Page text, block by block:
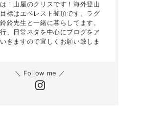
！山屋のクリスです！海外登山
標はエベレスト登頂です。ラグ
鈴先生と一緒に暮らしてます。
、日常ネタを中心にブログをア
きますので宜しくお願い致しま
＼ Follow me ／